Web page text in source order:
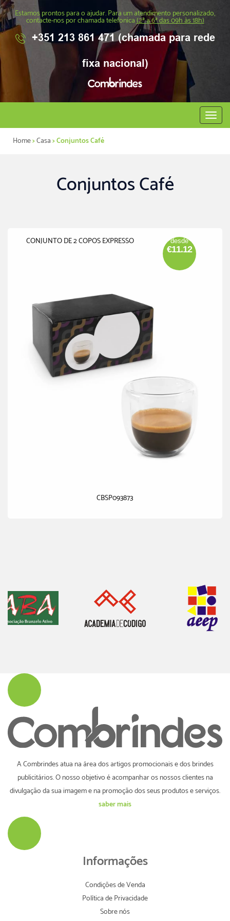
Estamos prontos para o ajudar. Para um atendimento personalizado,
contacte-nos por chamada telefonica(2ª a 6ª das 09h às 18h)
+351 213 861 471 (chamada para rede
fixa nacional)
Abrir
menu
Home>Casa> Conjuntos Café
Conjuntos Café
CONJUNTO DE 2 COPOS EXPRESSO desde
€11.12
CBSP093873
A Combrindes atua na área dos artigos promocionais e dos brindes
publicitários. O nosso objetivo é acompanhar os nossos clientes na
divulgação da sua imagem e na promoção dos seus produtos e serviços.
saber mais
Informações
Condições de Venda
Política de Privacidade
Sobre nós